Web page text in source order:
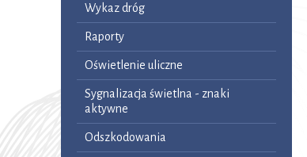
Wykaz dróg
Raporty
Oświetlenie uliczne
Sygnalizacja świetlna - znaki
aktywne
Odszkodowania